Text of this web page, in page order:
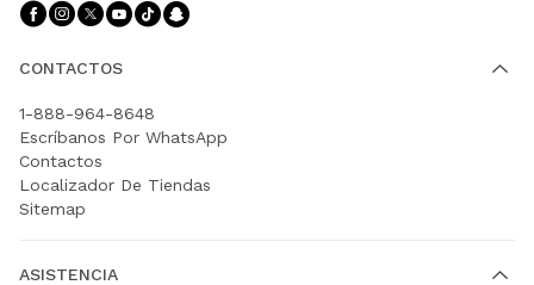
Síganos facebook
Síganos instagram
Síganos twitter
Síganos youtube
Síganos tiktok
CONTACTOS
1-888-964-8648
Escríbanos Por WhatsApp
Contactos
Localizador De Tiendas
Sitemap
ASISTENCIA